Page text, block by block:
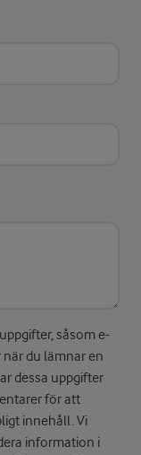
såsom e-
du lämnar en
dessa uppgifter
för att
innehåll. Vi
information i